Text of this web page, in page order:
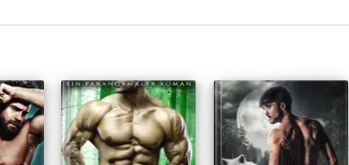
lebendigem Leibe auf.
Ihre Beziehung zu meiner Schwester nicht zu gefährden.
ich all die Gründe, warum ich mich fernhalten sollte.